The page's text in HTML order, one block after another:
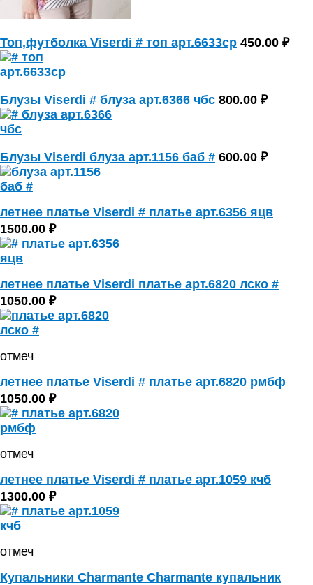
Топ,футболка Viserdi # топ арт.6633ср 450.00 ₽
Блузы Viserdi # блуза арт.6366 чбс 800.00 ₽
Блузы Viserdi блуза арт.1156 баб # 600.00 ₽
летнее платье Viserdi # платье арт.6356 яцв
1500.00 ₽
летнее платье Viserdi платье арт.6820 лско #
1050.00 ₽
отмеч
летнее платье Viserdi # платье арт.6820 рмбф
1050.00 ₽
отмеч
летнее платье Viserdi # платье арт.1059 кчб
1300.00 ₽
отмеч
Купальники Charmante Charmante купальник